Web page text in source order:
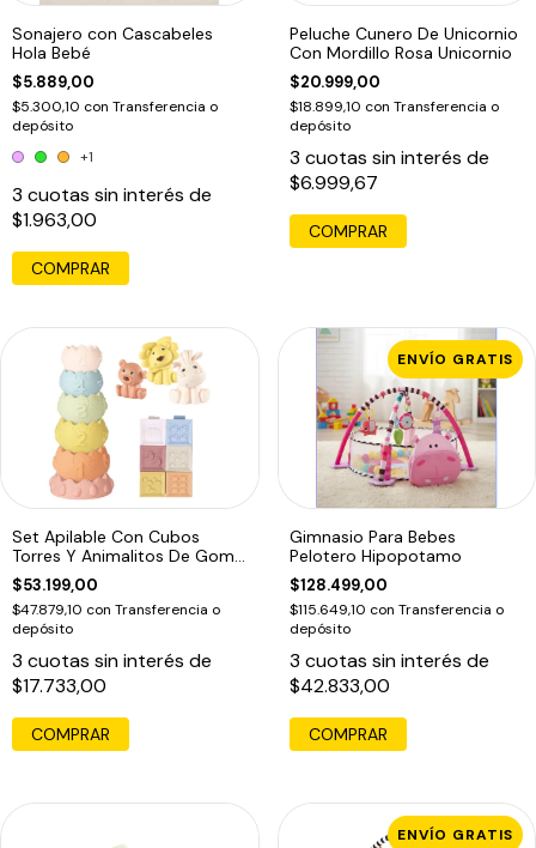
Sonajero con Cascabeles
Hola Bebé
$5.889,00
$5.300,10 con Transferencia o
depósito
+1
3 cuotas sin interés de
$1.963,00
COMPRAR
Peluche Cunero De Unicornio
Con Mordillo Rosa Unicornio
$20.999,00
$18.899,10 con Transferencia o
depósito
3 cuotas sin interés de
$6.999,67
Set Apilable Con Cubos
Torres Y Animalitos De Goma
Color Pastel
$53.199,00
$47.879,10 con Transferencia o
depósito
3 cuotas sin interés de
$17.733,00
ENVÍO GRATIS
Gimnasio Para Bebes
Pelotero Hipopotamo
$128.499,00
$115.649,10 con Transferencia o
depósito
3 cuotas sin interés de
$42.833,00
ENVÍO GRATIS